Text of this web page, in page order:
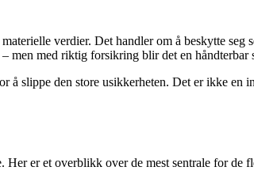
verdier. Det handler om å beskytte
med riktig forsikring blir det en håndterbar
å slippe den store usikkerheten. Det er ikke
er et overblikk over de mest sentrale for de